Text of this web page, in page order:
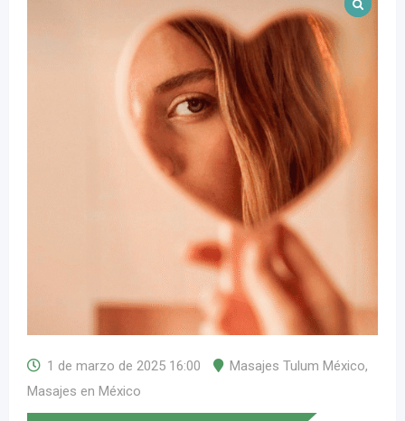
1 de marzo de 2025 16:00 Masajes Tulum México,
Masajes en México